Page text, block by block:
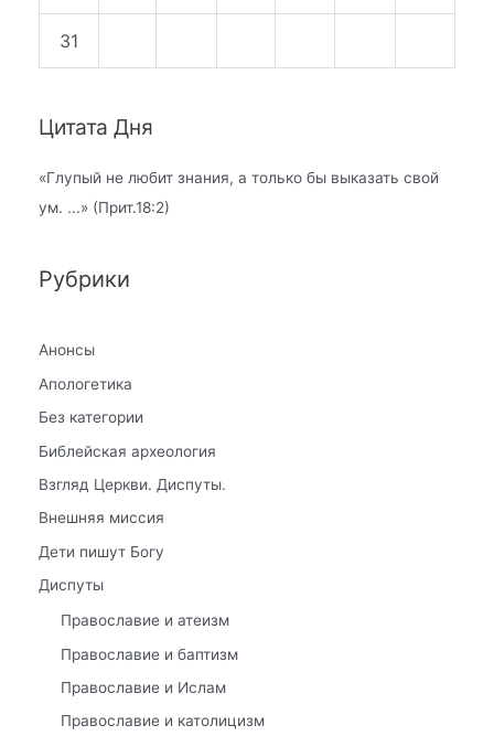
31
Цитата Дня
«Глупый не любит знания, а только бы выказать свой
ум. ...» (Прит.18:2)
Рубрики
Анонсы
Апологетика
Без категории
Библейская археология
Взгляд Церкви. Диспуты.
Внешняя миссия
Дети пишут Богу
Диспуты
Православие и атеизм
Православие и баптизм
Православие и Ислам
Православие и католицизм